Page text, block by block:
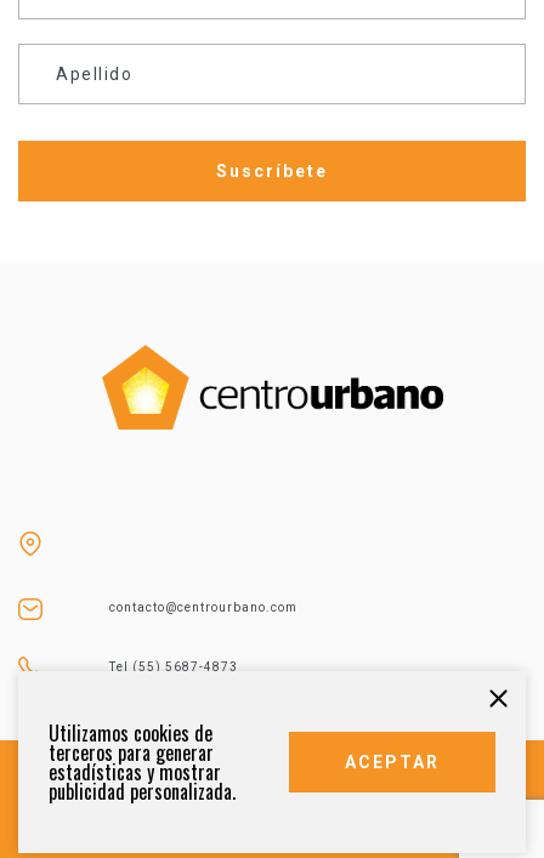
Apellido
contacto@centrourbano.com
Tel (55) 5687-4873
Utilizamos cookies de
terceros para generar
estadísticas y mostrar
publicidad personalizada.
ACEPTAR